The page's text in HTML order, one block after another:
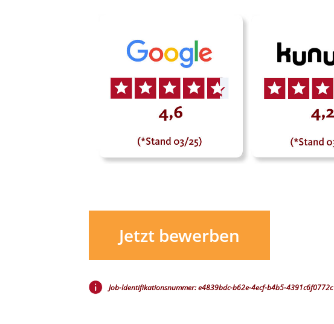
Jetzt bewerben
Job-Identifikationsnummer: e4839bdc-b62e-4ecf-b4b5-4391c6f0772c